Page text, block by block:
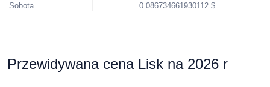
Sobota
0.086734661930112 $
Przewidywana cena Lisk na 2026 r